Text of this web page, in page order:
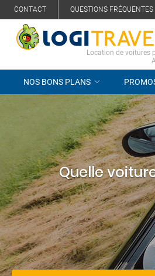
CONTACT QUESTIONS FRÉQUENTES
Location de voitures
NOS BONS PLANS
Quelle